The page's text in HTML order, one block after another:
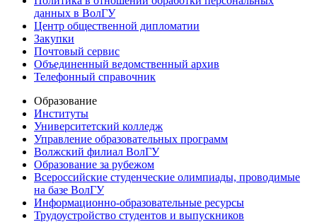
данных в ВолГУ
Центр общественной дипломатии
Закупки
Почтовый сервис
Объединенный ведомственный архив
Телефонный справочник
Образование
Институты
Университетский колледж
Управление образовательных программ
Волжский филиал ВолГУ
Образование за рубежом
Всероссийские студенческие олимпиады, проводимые
на базе ВолГУ
Информационно-образовательные ресурсы
Трудоустройство студентов и выпускников